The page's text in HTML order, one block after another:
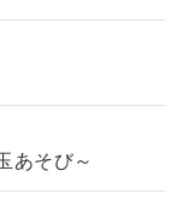
あそび～